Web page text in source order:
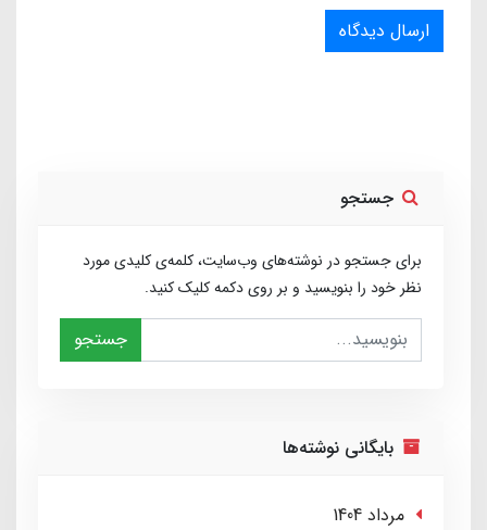
ارسال دیدگاه
جستجو
برای جستجو در نوشته‌های وب‌سایت، کلمه‌ی کلیدی مورد
نظر خود را بنویسید و بر روی دکمه کلیک کنید.
جستجو
بایگانی نوشته‌ها
مرداد 1404